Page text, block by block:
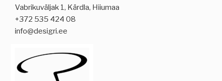
Vabrikuväljak 1, Kärdla, Hiiumaa
+372 535 424 08
info@desigri.ee